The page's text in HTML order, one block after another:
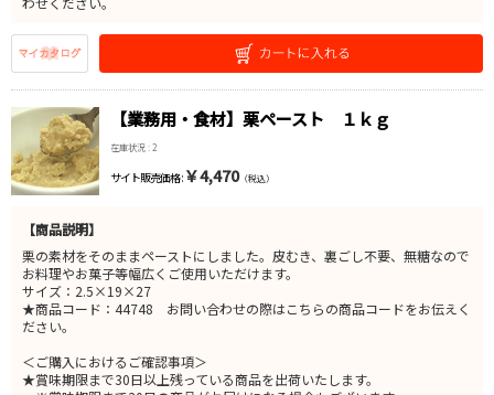
【業務用・食材】栗ペースト １ｋｇ
在庫状況 : 2
サイト販売価格 : ￥4,470（税込）
【商品説明】
栗の素材をそのままペーストにしました。皮むき、裏ごし不要、無糖なので
お料理やお菓子等幅広くご使用いただけます。
サイズ：2.5×19×27
★商品コード：44748 お問い合わせの際はこちらの商品コードをお伝えく
ださい。
＜ご購入におけるご確認事項＞
★賞味期限まで30日以上残っている商品を出荷いたします。